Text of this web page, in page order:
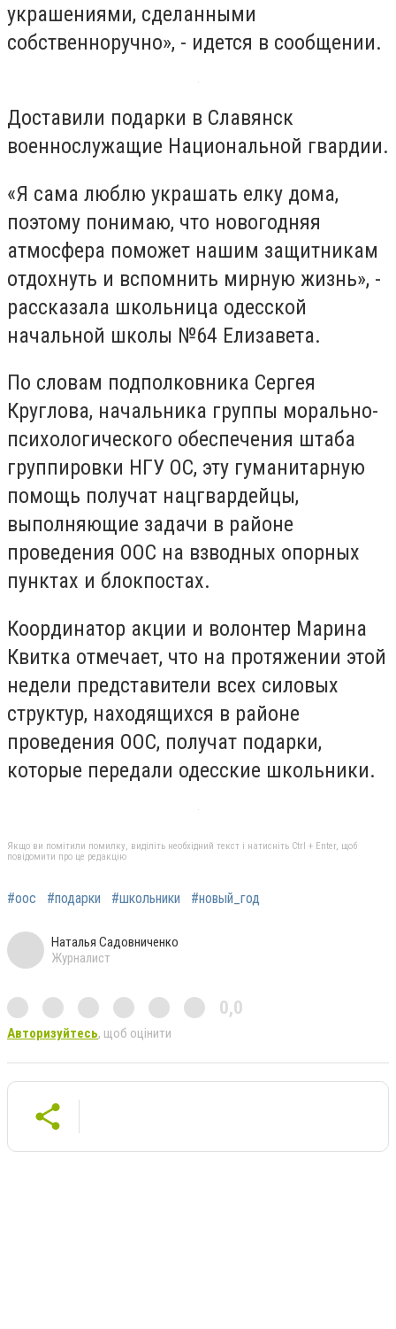
украшениями, сделанными
собственноручно», - идется в сообщении.
Доставили подарки в Славянск
военнослужащие Национальной гвардии.
«Я сама люблю украшать елку дома,
поэтому понимаю, что новогодняя
атмосфера поможет нашим защитникам
отдохнуть и вспомнить мирную жизнь», -
рассказала школьница одесской
начальной школы №64 Елизавета.
По словам подполковника Сергея
Круглова, начальника группы морально-
психологического обеспечения штаба
группировки НГУ ОС, эту гуманитарную
помощь получат нацгвардейцы,
выполняющие задачи в районе
проведения ООС на взводных опорных
пунктах и блокпостах.
Координатор акции и волонтер Марина
Квитка отмечает, что на протяжении этой
недели представители всех силовых
структур, находящихся в районе
проведения ООС, получат подарки,
которые передали одесские школьники.
Якщо ви помітили помилку, виділіть необхідний текст і натисніть Ctrl + Enter, щоб
повідомити про це редакцію
#оос #подарки #школьники #новый_год
Наталья Садовниченко
Журналист
0,0
Авторизуйтесь, щоб оцінити